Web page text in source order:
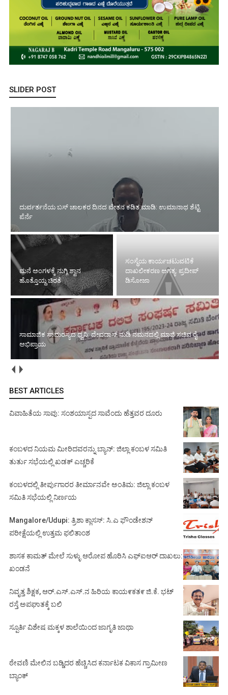
SLIDER POST
ಮನೆ ಅಂಗಳಕ್ಕೆ ನುಗ್ಗಿ ಶ್ವಾನ ಹೊತ್ತೊಯ್ದ
ಚಿರತೆ
ಸಂಸ್ಥೆಯ ಕಾರ್ಯಚಟುವಟಿಕೆ
ದಾಖಲೀಕರಣ ಅಗತ್ಯ: ಪ್ರದೀಪ್
ಡಿಸೋಜಾ
ಸಾಮಾಜಿಕ ಸಾಮರಸ್ಯದ ಧ್ವನಿ: ದೇವದಾಸ್ ನುಡಿ ನಮನದಲ್ಲಿ ಮಾಜಿ ಸಚಿವ ರೈ
ಅಭಿಪ್ರಾಯ
ಉದ್ಯೋಗವಕಾಶ: ನಾಳೆ ಸಂದರ್ಶನ
BEST ARTICLES
ವಿವಾಹಿತೆಯ ಸಾವು: ಸಂಶಯಾಸ್ಪದ ಸಾವೆಂದು ಹೆತ್ತವರ ದೂರು
ಕಂಬಳದ ನಿಯಮ ಮೀರಿದವರನ್ನು ಬ್ಯಾನ್: ಜಿಲ್ಲಾ ಕಂಬಳ ಸಮಿತಿ
ತುರ್ತು ಸಭೆಯಲ್ಲಿ ಖಡಕ್ ಎಚ್ಚರಿಕೆ
ಕಂಬಳದಲ್ಲಿ ತೀರ್ಪುಗಾರರ ತೀರ್ಮಾನವೇ ಅಂತಿಮ: ಜಿಲ್ಲಾ ಕಂಬಳ
ಸಮಿತಿ ಸಭೆಯಲ್ಲಿ ನಿರ್ಣಯ
Mangalore/Udupi: ತ್ರಿಶಾ ಕ್ಲಾಸಸ್: ಸಿ.ಎ ಫೌಂಡೇಶನ್
ಪರೀಕ್ಷೆಯಲ್ಲಿ ಉತ್ತಮ ಫಲಿತಾಂಶ
ಶಾಸಕ ಕಾಮತ್ ಮೇಲೆ ಸುಳ್ಳು ಆರೋಪ ಹೊರಿಸಿ ಎಫ್‌ಐಆರ್ ದಾಖಲು:
ಖಂಡನೆ
ನಿವೃತ್ತ ಶಿಕ್ಷಕ, ಆರ್.ಎಸ್.ಎಸ್.ನ ಹಿರಿಯ ಕಾಯ೯ಕತ೯ ಜಿ.ಕೆ. ಭಟ್
ರಸ್ತೆ ಅಪಘಾತಕ್ಕೆ ಬಲಿ
ಸ್ಪೂರ್ತಿ ವಿಶೇಷ ಮಕ್ಕಳ ಶಾಲೆಯಿಂದ ಜಾಗೃತಿ ಜಾಥಾ
ಠೇವಣಿ ಮೇಲಿನ ಬಡ್ಡಿದರ ಹೆಚ್ಚಿಸಿದ ಕರ್ನಾಟಕ ವಿಕಾಸ ಗ್ರಾಮೀಣ
ಬ್ಯಾಂಕ್